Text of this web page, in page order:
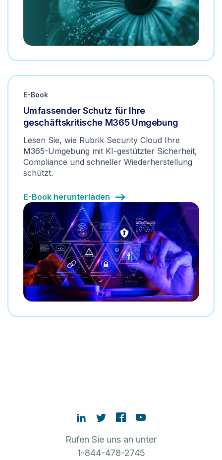
E-Book
Umfassender Schutz für Ihre
geschäftskritische M365 Umgebung
Lesen Sie, wie Rubrik Security Cloud Ihre
M365-Umgebung mit KI-gestützter Sicherheit,
Compliance und schneller Wiederherstellung
schützt.
E-Book herunterladen
Rufen Sie uns an unter
1-844-478-2745